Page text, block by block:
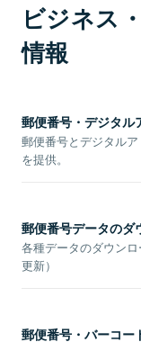
ビジネス
情報
郵便番号・デジタル
郵便番号とデジタル
を提供。
郵便番号データのダ
各種データのダウン
更新）
郵便番号・バーコー